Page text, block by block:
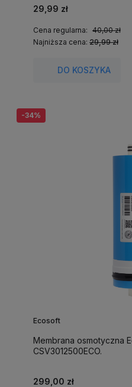
29,99 zł
Cena regularna: 40,00 zł
Najniższa cena: 29,99 zł
DO KOSZYKA
Ecosoft
Membrana osmotyczna
CSV3012500ECO.
299,00 zł
-34%